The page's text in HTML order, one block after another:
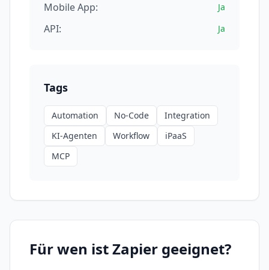
Mobile App: Ja
API: Ja
Tags
Automation No-Code
Integration
KI-Agenten
Workflow
iPaaS
MCP
Für wen istZapier geeignet?